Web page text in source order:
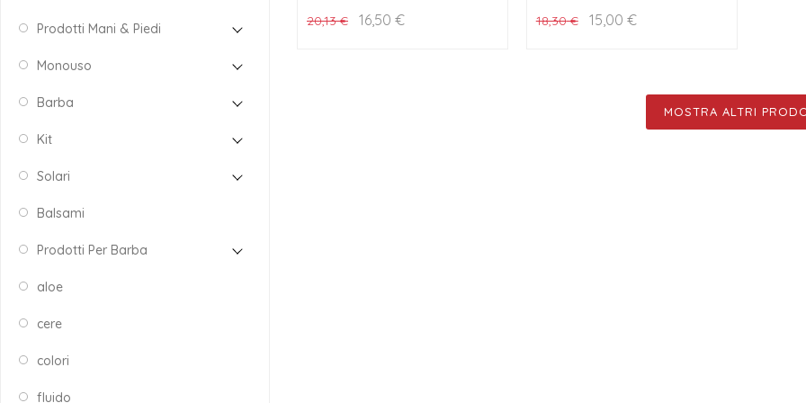
Prodotti Mani & Piedi
Monouso
Barba
Kit
Solari
Balsami
Prodotti Per Barba
aloe
cere
colori
fluido
20,13€ 16,50 € 18,30€ 15,00 €
MOSTRA ALTRI